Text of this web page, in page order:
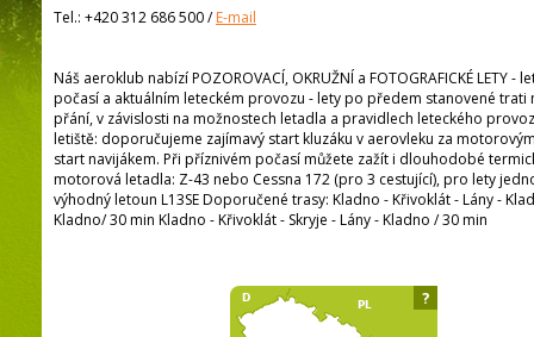
Tel.: +420 312 686 500/E-mail
Náš aeroklub nabízí POZOROVACÍ, OKRUŽNÍ a FOTOGRAFICKÉ LETY
počasí a aktuálním leteckém provozu - lety po předem stanovené
přání, v závislosti na možnostech letadla a pravidlech leteckého
letiště: doporučujeme zajímavý start kluzáku v aerovleku za
start navijákem. Při příznivém počasí můžete zažít i dlouhodobé
motorová letadla: Z-43 nebo Cessna 172 (pro 3 cestující), pro lety
výhodný letoun L13SE Doporučené trasy: Kladno - Křivoklát - Lány -
Kladno/ 30 min Kladno - Křivoklát - Skryje - Lány - Kladno / 30 min
?